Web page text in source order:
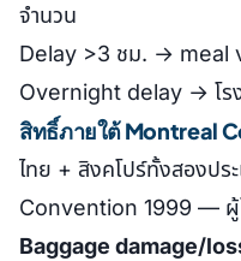
จำนวน
Delay >3 ชม. → meal
Overnight delay → โ
สิทธิ์ภายใต้ Montreal
ไทย + สิงคโปร์ทั้งสองปร
Convention 1999 — ผู้
Baggage damage/